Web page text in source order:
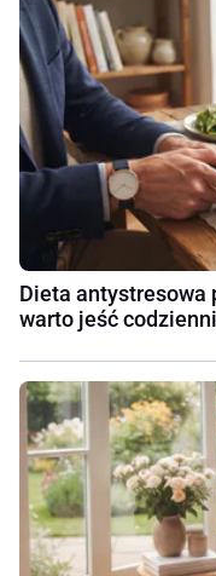
Dieta antystresowa
warto jeść